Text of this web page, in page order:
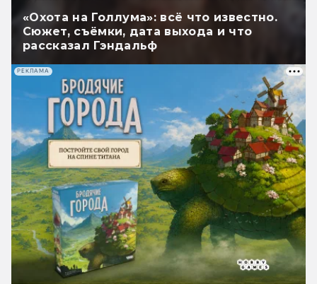
«Охота на Голлума»: всё что известно.
Сюжет, съёмки, дата выхода и что
рассказал Гэндальф
РЕКЛАМА